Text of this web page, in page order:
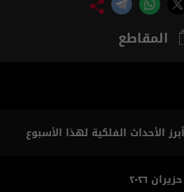
المقاطع
الأحداث الفلكية لهذا الأسبوع